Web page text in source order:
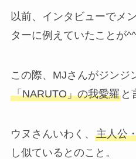
以前、インタビューでメ
ターに例えていたことが^^
この際、MJさんがジンジ
「NARUTO」の我愛羅と
ウヌさんいわく、 主人公
し似ているとのこと。